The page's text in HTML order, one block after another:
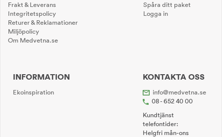
Frakt & Leverans
Integritetspolicy
Returer & Reklamationer
Miljöpolicy
Om Medvetna.se
Spåra ditt paket
Logga in
INFORMATION
Ekoinspiration
KONTAKTA OSS
info@medvetna.se
08 - 652 40 00
Kundtjänst
telefontider:
Helgfri mån-ons